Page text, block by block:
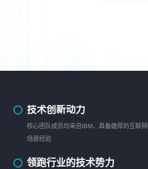
技术创新动力
核心团队成员均来自IBM，具备雄厚的互联
场景经验
领跑行业的技术势力